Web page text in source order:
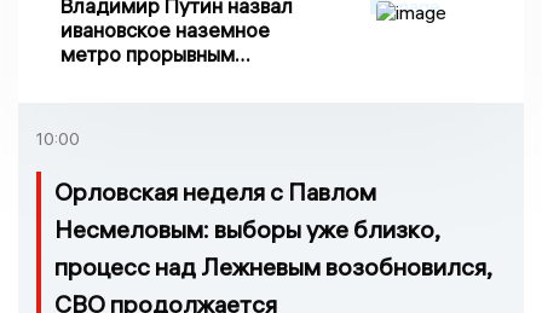
ивановское наземное
метро прорывным
10:00
Орловская неделя с Павлом
Несмеловым: выборы уже близко,
процесс над Лежневым возобновился,
СВО продолжается